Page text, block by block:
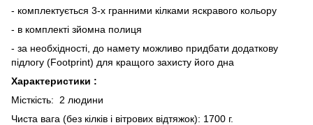
- комплектується 3-х гранними кілками яскравого кольору
- в комплекті зйомна полиця
- за необхідності, до намету можливо придбати додаткову
підлогу (Footprint) для кращого захисту його дна
Характеристики :
Місткість: 2 людини
Чиста вага (без кілків і вітрових відтяжок): 1700 г.